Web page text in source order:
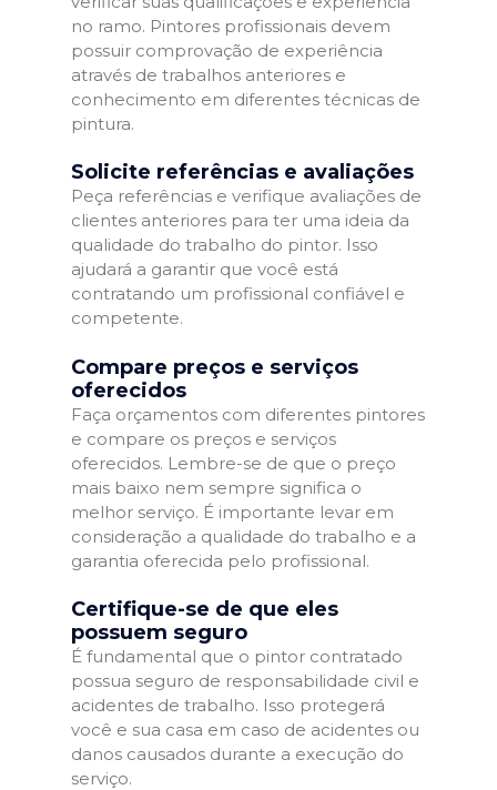
no ramo. Pintores profissionais devem
possuir comprovação de experiência
através de trabalhos anteriores e
conhecimento em diferentes técnicas de
pintura.
Solicite referências e avaliações
Peça referências e verifique avaliações de
clientes anteriores para ter uma ideia da
qualidade do trabalho do pintor. Isso
ajudará a garantir que você está
contratando um profissional confiável e
competente.
Compare preços e serviços
oferecidos
Faça orçamentos com diferentes pintores
e compare os preços e serviços
oferecidos. Lembre-se de que o preço
mais baixo nem sempre significa o
melhor serviço. É importante levar em
consideração a qualidade do trabalho e a
garantia oferecida pelo profissional.
Certifique-se de que eles
possuem seguro
É fundamental que o pintor contratado
possua seguro de responsabilidade civil e
acidentes de trabalho. Isso protegerá
você e sua casa em caso de acidentes ou
danos causados durante a execução do
serviço.